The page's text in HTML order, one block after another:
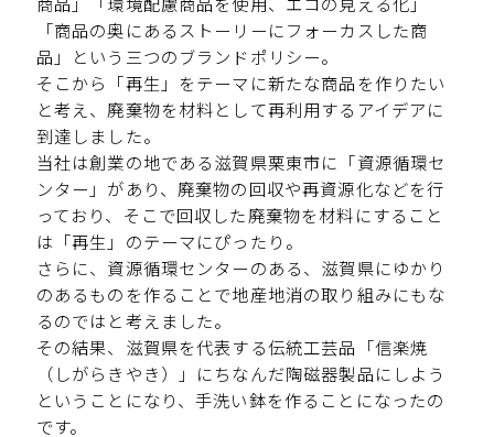
「商品の奥にあるストーリーにフォーカスした商
品」という三つのブランドポリシー。
そこから「再生」をテーマに新たな商品を作りたい
と考え、廃棄物を材料として再利用するアイデアに
到達しました。
当社は創業の地である滋賀県栗東市に「資源循環セ
ンター」があり、廃棄物の回収や再資源化などを行
っており、そこで回収した廃棄物を材料にすること
は「再生」のテーマにぴったり。
さらに、資源循環センターのある、滋賀県にゆかり
のあるものを作ることで地産地消の取り組みにもな
るのではと考えました。
その結果、滋賀県を代表する伝統工芸品「信楽焼
（しがらきやき）」にちなんだ陶磁器製品にしよう
ということになり、手洗い鉢を作ることになったの
です。